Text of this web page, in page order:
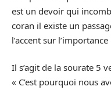
est un devoir qui
coran il existe un
l’accent sur
Il s’agit de la sourate 5
« C’est pourquoi nous